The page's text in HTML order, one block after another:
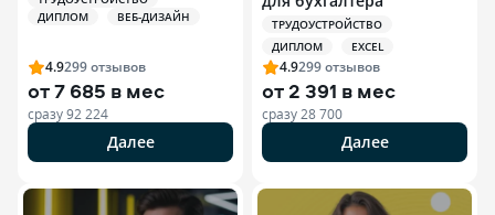
ДИПЛОМ
ВЕБ-ДИЗАЙН
4.9299отзывов
от7 685 в мес
сразу92 224
Далее
ТРУДОУСТРОЙСТВО
ДИПЛОМ
EXCEL
4.9299отзывов
от2 391 в мес
сразу 28 700
Далее